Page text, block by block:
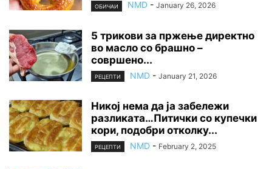
ОБИЧАИ NMD - January 26, 2026
5 трикови за пржење директно
во масло со брашно –
совршено...
РЕЦЕПТИ NMD - January 21, 2026
Никој нема да ја забележи
разликата…Питички со купечки
кори, подобри отколку...
РЕЦЕПТИ NMD - February 2, 2025